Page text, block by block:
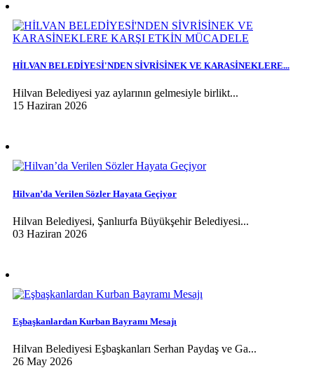
HİLVAN BELEDİYESİ'NDEN SİVRİSİNEK VE KARASİNEKLERE...
Hilvan Belediyesi yaz aylarının gelmesiyle birlikt...
15 Haziran 2026
Hilvan’da Verilen Sözler Hayata Geçiyor
Hilvan Belediyesi, Şanlıurfa Büyükşehir Belediyesi...
03 Haziran 2026
Eşbaşkanlardan Kurban Bayramı Mesajı
Hilvan Belediyesi Eşbaşkanları Serhan Paydaş ve Ga...
26 May 2026